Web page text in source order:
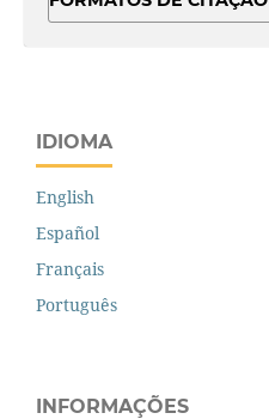
IDIOMA
English
Español
Français
Português
INFORMAÇÕES